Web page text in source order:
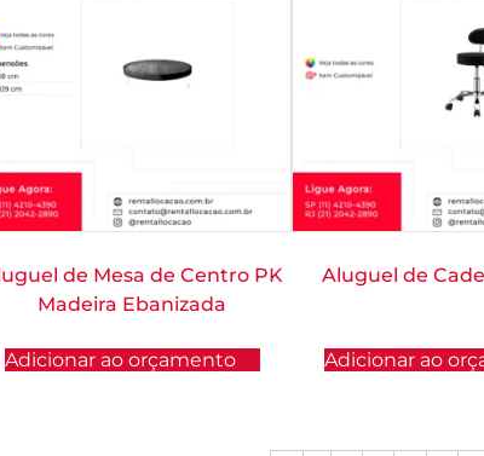
de Mesa de Centro PK
Madeira Ebanizada
Adicionar ao orçamento
Aluguel de
Adicionar ao